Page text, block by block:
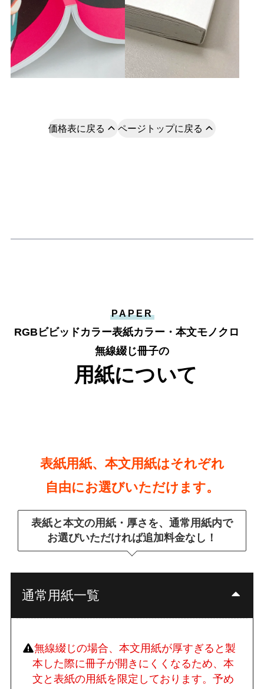
価格表に戻る ページトップに戻る
PAPER
RGBビビッドカラー表紙カラー・本文モノクロ
無線綴じ冊子の
用紙について
表紙用紙、本文用紙はそれぞれ
自由にお選びいただけます。
表紙と本文の用紙・厚さを、通常用紙内で
お選びいただければ追加料金なし！
通常用紙一覧
無線綴じの場合、本文用紙が厚すぎると製
本した際に冊子が開きにくくなるため、本
文と表紙の用紙を限定しております。予め